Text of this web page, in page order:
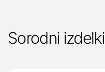
Sorodni izdelki